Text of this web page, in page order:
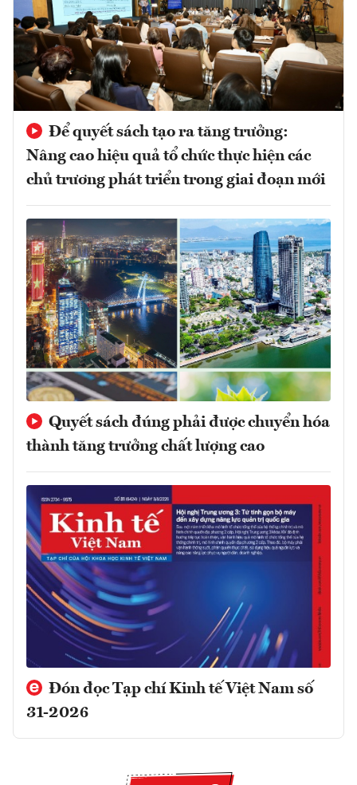
Để quyết sách tạo ra tăng trưởng:
Nâng cao hiệu quả tổ chức thực hiện các
chủ trương phát triển trong giai đoạn mới
Quyết sách đúng phải được chuyển hóa
thành tăng trưởng chất lượng cao
Đón đọc Tạp chí Kinh tế Việt Nam số
31-2026